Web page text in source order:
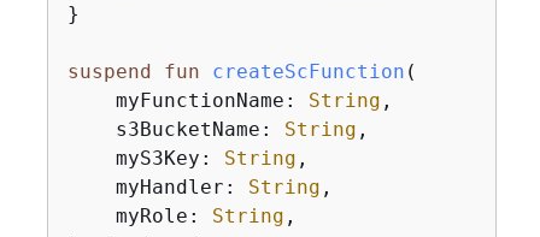
}
suspend fun createScFunction (
    myFunctionName:
String ,
    s3BucketName:
String ,
    myS3Key:
String ,
    myHandler:
String ,
    myRole:
String ,